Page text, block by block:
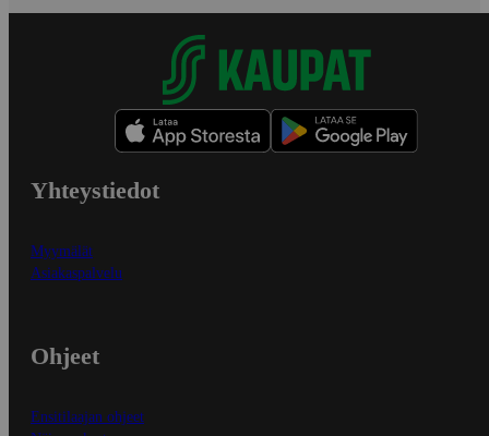
Yhteystiedot
Myymälät
Asiakaspalvelu
Ohjeet
Ensitilaajan ohjeet